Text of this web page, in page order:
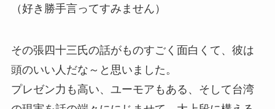
（好き勝手言ってすみません）
その張四十三氏の話がものすごく面白くて、彼は
頭のいい人だな～と思いました。
プレゼン力も高い、ユーモアもある、そして台湾